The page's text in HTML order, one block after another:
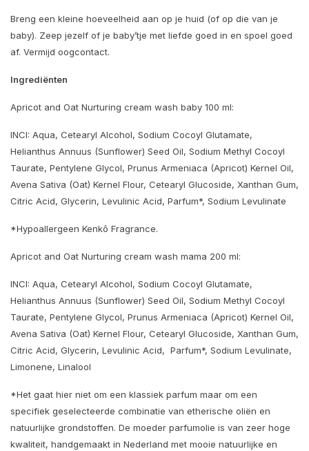
Breng een kleine hoeveelheid aan op je huid (of op die van je
baby). Zeep jezelf of je baby’tje met liefde goed in en spoel goed
af. Vermijd oogcontact.
Ingrediënten
Apricot and Oat Nurturing cream wash baby 100 ml:
INCI: Aqua, Cetearyl Alcohol, Sodium Cocoyl Glutamate,
Helianthus Annuus (Sunflower) Seed Oil, Sodium Methyl Cocoyl
Taurate, Pentylene Glycol, Prunus Armeniaca (Apricot) Kernel Oil,
Avena Sativa (Oat) Kernel Flour, Cetearyl Glucoside, Xanthan Gum,
Citric Acid, Glycerin, Levulinic Acid, Parfum*, Sodium Levulinate
*Hypoallergeen Kenkô Fragrance.
Apricot and Oat Nurturing cream wash mama 200 ml:
INCI: Aqua, Cetearyl Alcohol, Sodium Cocoyl Glutamate,
Helianthus Annuus (Sunflower) Seed Oil, Sodium Methyl Cocoyl
Taurate, Pentylene Glycol, Prunus Armeniaca (Apricot) Kernel Oil,
Avena Sativa (Oat) Kernel Flour, Cetearyl Glucoside, Xanthan Gum,
Citric Acid, Glycerin, Levulinic Acid, Parfum*, Sodium Levulinate,
Limonene, Linalool
*Het gaat hier niet om een klassiek parfum maar om een
specifiek geselecteerde combinatie van etherische oliën en
natuurlijke grondstoffen. De moeder parfumolie is van zeer hoge
kwaliteit, handgemaakt in Nederland met mooie natuurlijke en